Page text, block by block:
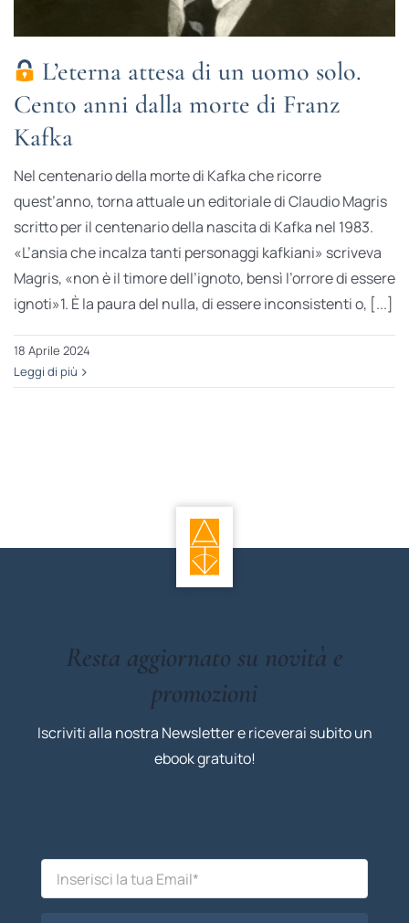
L’eterna attesa di un uomo solo.
Cento anni dalla morte di Franz
Kafka
Nel centenario della morte di Kafka che ricorre
quest’anno, torna attuale un editoriale di Claudio Magris
scritto per il centenario della nascita di Kafka nel 1983.
«L’ansia che incalza tanti personaggi kafkiani» scriveva
Magris, «non è il timore dell’ignoto, bensì l’orrore di essere
ignoti»1. È la paura del nulla, di essere inconsistenti o, [...]
18 Aprile 2024
Leggi di più
Resta aggiornato su novità e
promozioni
Iscriviti alla nostra Newsletter e riceverai subito un
ebook gratuito!